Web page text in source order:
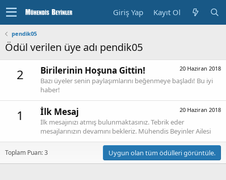
Giriş Yap Kayıt Ol
pendik05
Ödül verilen üye adı pendik05
2 20 Haziran 2018
Birilerinin Hoşuna Gittin!
Bazı üyeler senin paylaşımlarını beğenmeye başladı! Bu iyi
haber!
1 20 Haziran 2018
İlk Mesaj
İlk mesajınızı atmış bulunmaktasınız. Tebrik eder
mesajlarınızın devamını bekleriz. Mühendis Beyinler Ailesi
Toplam Puan: 3 Uygun olan tüm ödülleri görüntüle.